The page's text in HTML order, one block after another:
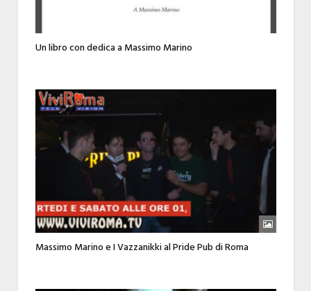
Un libro con dedica a Massimo Marino
Massimo Marino e I Vazzanikki al Pride Pub di Roma